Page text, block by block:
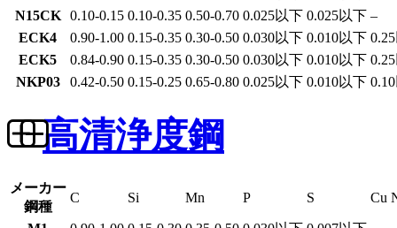
N15CK 0.10-0.15 0.10-0.35 0.50-0.70 0.025以下 0.025以下 –
ECK4
0.90-1.00 0.15-0.35 0.30-0.50 0.030以下 0.010以下
ECK5
0.84-0.90 0.15-0.35 0.30-0.50 0.030以下 0.010以下
NKP03
0.42-0.50 0.15-0.25 0.65-0.80 0.025以下 0.010以下
高清浄度鋼
メーカー
鋼種
C Si Mn P S Cu